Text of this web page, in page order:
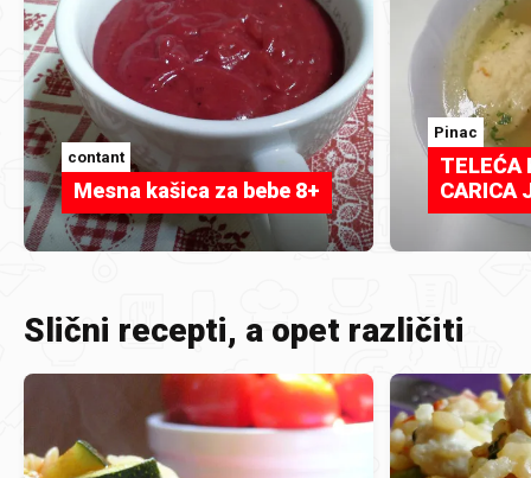
contant
Mesna kašica za bebe 8+
Pinac
TELEĆA
CARICA
Slični recepti, a opet različiti